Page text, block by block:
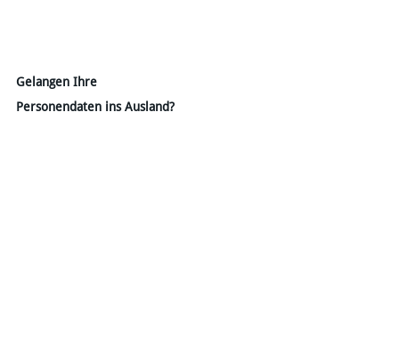
Gelangen Ihre
​Personendaten ins Ausland?